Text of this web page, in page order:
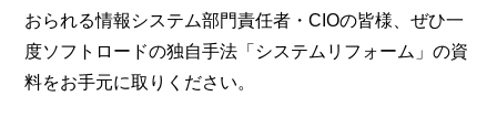
おられる情報システム部門責任者・CIOの皆様、ぜひ一
度ソフトロードの独自手法「システムリフォーム」の資
料をお手元に取りください。